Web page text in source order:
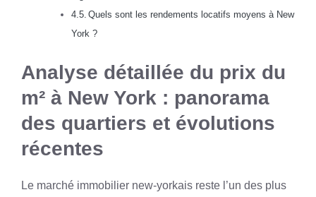
Quels sont les rendements locatifs moyens à New
York ?
Analyse détaillée du prix du
m² à New York : panorama
des quartiers et évolutions
récentes
Le marché immobilier new-yorkais reste l’un des plus